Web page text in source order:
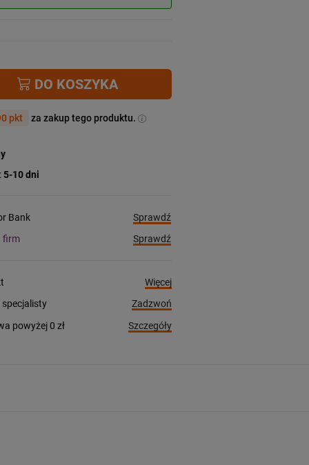
DO KOSZYKA
pkt za zakup tego produktu.
5-10 dni
Bank
Sprawdź
firm
Sprawdź
Więcej
Zadzwoń
powyżej 0 zł
Szczegóły